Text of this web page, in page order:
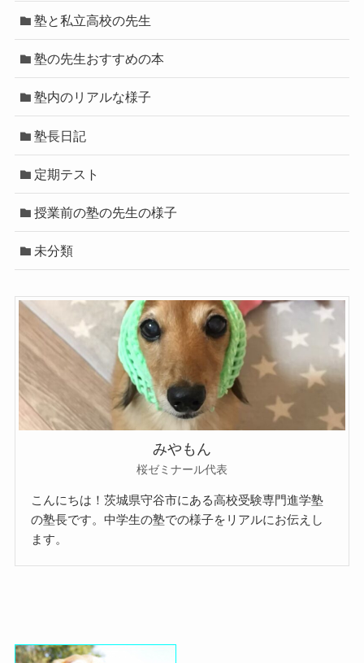
塾と私立高校の先生
塾の先生おすすめの本
塾内のリアルな様子
塾長日記
定期テスト
授業前の塾の先生の様子
未分類
みやもん
桜ゼミナール代表
こんにちは！茨城県守谷市にある高校受験専門進学塾
の塾長です。中学生の塾での様子をリアルにお伝えし
ます。